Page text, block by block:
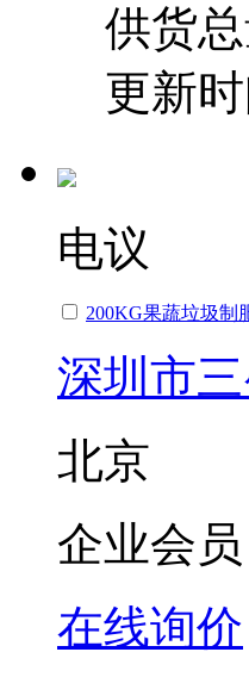
供货
更新
电议
200KG果蔬垃圾制
深圳市
北京
企业会员
在线询价